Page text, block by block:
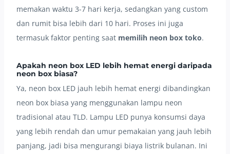
memakan waktu 3-7 hari kerja, sedangkan yang custom
dan rumit bisa lebih dari 10 hari. Proses ini juga
termasuk faktor penting saat memilih neon box toko.
Apakah neon box LED lebih hemat energi daripada
neon box biasa?
Ya, neon box LED jauh lebih hemat energi dibandingkan
neon box biasa yang menggunakan lampu neon
tradisional atau TLD. Lampu LED punya konsumsi daya
yang lebih rendah dan umur pemakaian yang jauh lebih
panjang, jadi bisa mengurangi biaya listrik bulanan. Ini